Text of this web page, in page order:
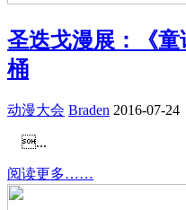
圣迭戈漫展：《
桶
动漫大会 Braden 2016-07-24
...
阅读更多……